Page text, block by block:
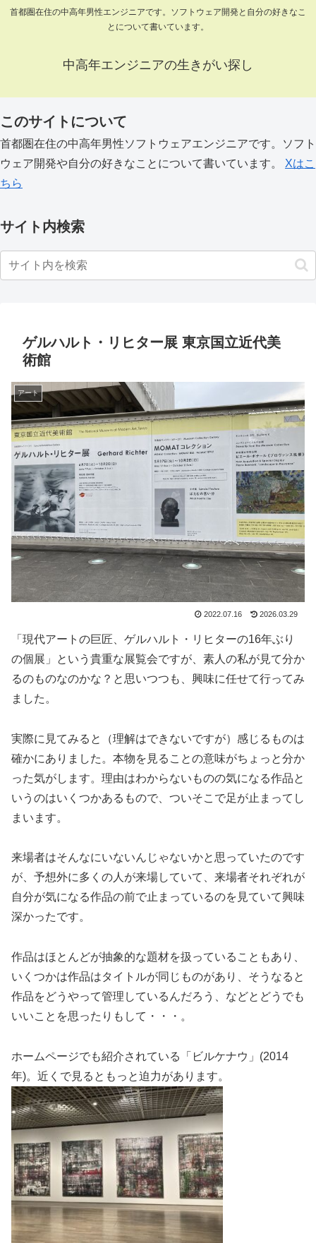
首都圏在住の中高年男性エンジニアです。ソフトウェア開発と自分の好きなこ
とについて書いています。
中高年エンジニアの生きがい探し
このサイトについて
首都圏在住の中高年男性ソフトウェアエンジニアです。ソフト
ウェア開発や自分の好きなことについて書いています。 Xはこ
ちら
サイト内検索
ゲルハルト・リヒター展 東京国立近代美
術館
アート
2022.07.16 2026.03.29
「現代アートの巨匠、ゲルハルト・リヒターの16年ぶり
の個展」という貴重な展覧会ですが、素人の私が見て分か
るのものなのかな？と思いつつも、興味に任せて行ってみ
ました。
実際に見てみると（理解はできないですが）感じるものは
確かにありました。本物を見ることの意味がちょっと分か
った気がします。理由はわからないものの気になる作品と
いうのはいくつかあるもので、ついそこで足が止まってし
まいます。
来場者はそんなにいないんじゃないかと思っていたのです
が、予想外に多くの人が来場していて、来場者それぞれが
自分が気になる作品の前で止まっているのを見ていて興味
深かったです。
作品はほとんどが抽象的な題材を扱っていることもあり、
いくつかは作品はタイトルが同じものがあり、そうなると
作品をどうやって管理しているんだろう、などとどうでも
いいことを思ったりもして・・・。
ホームページでも紹介されている「ビルケナウ」(2014
年)。近くで見るともっと迫力があります。